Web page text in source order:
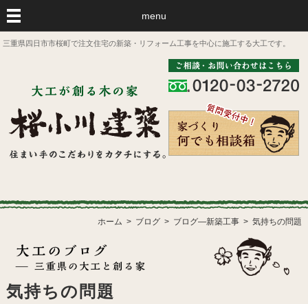
menu
三重県四日市市桜町で注文住宅の新築・リフォーム工事を中心に施工する大工です。
ホーム ブログ ブログ―新築工事 気持ちの問題
気持ちの問題